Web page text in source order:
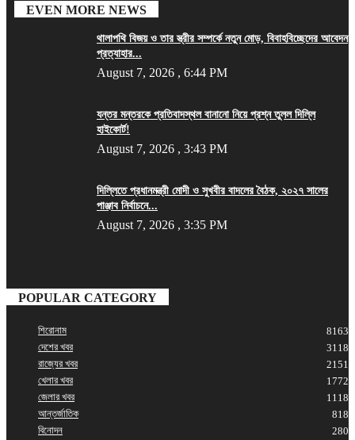
EVEN MORE NEWS
থালাপথি বিজয় ও তার স্ত্রীর সম্পর্কে নতুন মোড়, বিবাহবিচ্ছেদের আবেদন
প্রত্যাহার...
August 7, 2026 , 6:44 PM
যন্তর মন্তরকে প্রতিবাদস্থল বানানো নিয়ে প্রশ্ন তুলল দিল্লি
হাইকোর্ট!
August 7, 2026 , 3:43 PM
দিল্লিতে প্রধানমন্ত্রী মোদী ও সুখবীর বাদলের বৈঠক, ২০২৭ সালের
পাঞ্জাব নির্বাচনে...
August 7, 2026 , 3:35 PM
POPULAR CATEGORY
শিরোনাম
8163
দেশের খবর
3118
রাজ্যের খবর
2151
খেলার খবর
1772
জেলার খবর
1118
আন্তর্জাতিক
818
বিনোদন
280